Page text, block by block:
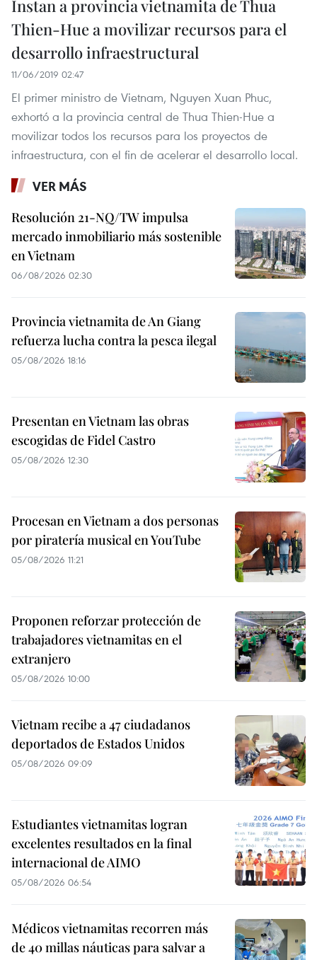
Instan a provincia vietnamita de Thua
Thien-Hue a movilizar recursos para el
desarrollo infraestructural
11/06/2019 02:47
El primer ministro de Vietnam, Nguyen Xuan Phuc,
exhortó a la provincia central de Thua Thien-Hue a
movilizar todos los recursos para los proyectos de
infraestructura, con el fin de acelerar el desarrollo local.
VER MÁS
Resolución 21-NQ/TW impulsa
mercado inmobiliario más sostenible
en Vietnam
06/08/2026 02:30
Provincia vietnamita de An Giang
refuerza lucha contra la pesca ilegal
05/08/2026 18:16
Presentan en Vietnam las obras
escogidas de Fidel Castro
05/08/2026 12:30
Procesan en Vietnam a dos personas
por piratería musical en YouTube
05/08/2026 11:21
Proponen reforzar protección de
trabajadores vietnamitas en el
extranjero
05/08/2026 10:00
Vietnam recibe a 47 ciudadanos
deportados de Estados Unidos
05/08/2026 09:09
Estudiantes vietnamitas logran
excelentes resultados en la final
internacional de AIMO
05/08/2026 06:54
Médicos vietnamitas recorren más
de 40 millas náuticas para salvar a